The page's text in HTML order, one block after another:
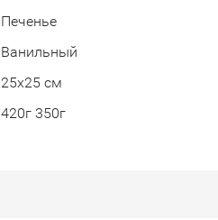
Печенье
Ванильный
25х25 см
420г 350г